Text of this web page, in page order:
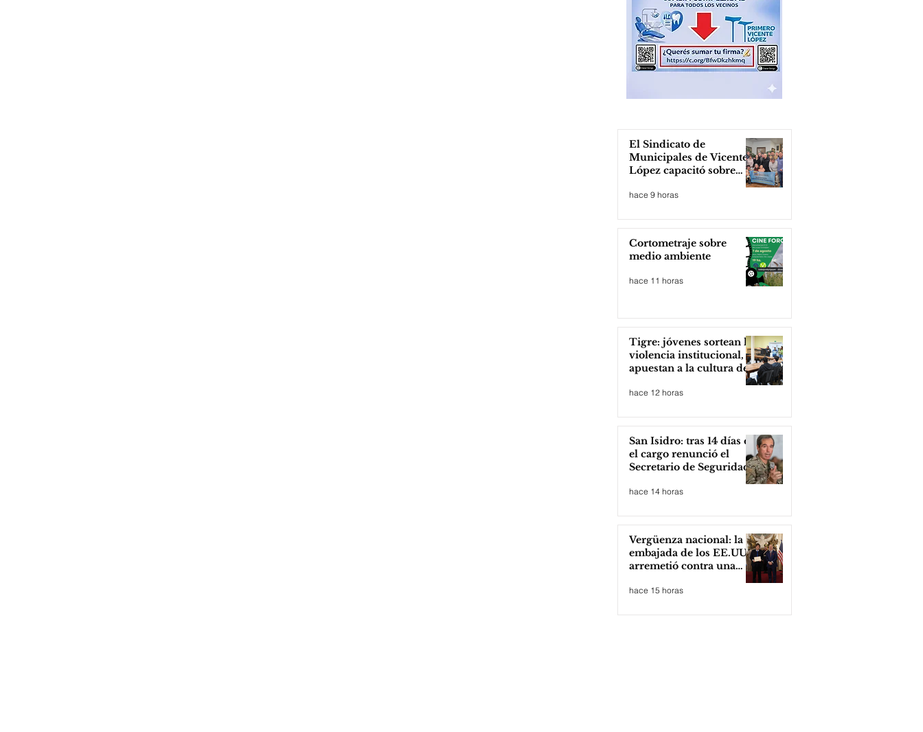
El Sindicato de
Municipales de Vicente
López capacitó sobre
hace 9 horas
Cortometraje sobre
medio ambiente
hace 11 horas
Tigre: jóvenes sortean la
violencia institucional,
apuestan a la cultura del
hace 12 horas
San Isidro: tras 14 días en
el cargo renunció el
Secretario de Seguridad
hace 14 horas
Vergüenza nacional: la
embajada de los EE.UU
arremetió contra una
hace 15 horas